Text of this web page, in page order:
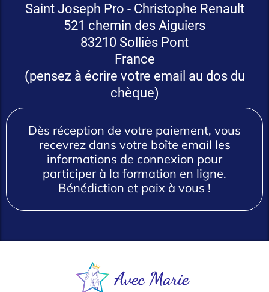
Saint Joseph Pro - Christophe Renault
521 chemin des Aiguiers
83210 Solliès Pont
France
(pensez à écrire votre email au dos du
chèque)
Dès réception de votre paiement, vous
recevrez dans votre boîte email les
informations de connexion pour
participer à la formation en ligne.
Bénédiction et paix à vous !